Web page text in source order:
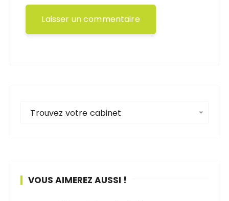
Trouvez votre cabinet
VOUS AIMEREZ AUSSI !